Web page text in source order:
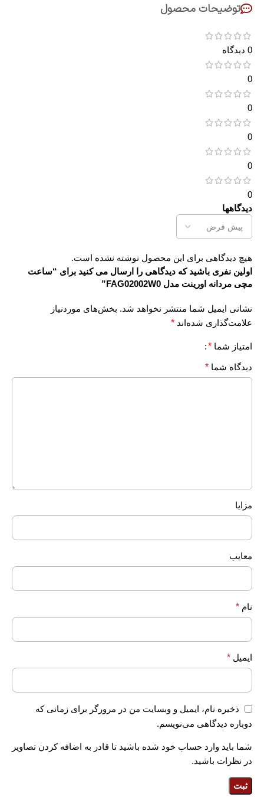
توضیحات محصول
0 دیدگاه
0
0
0
0
0
دیدگاهها
هیچ دیدگاهی برای این محصول نوشته نشده است.
اولین نفری باشید که دیدگاهی را ارسال می کنید برای “ساعت
مچی مردانه اورینت مدل FAG02002W0”
نشانی ایمیل شما منتشر نخواهد شد. بخش‌های موردنیاز
علامت‌گذاری شده‌اند *
امتیاز شما *
دیدگاه شما *
مزایا
معایب
نام *
ایمیل *
ذخیره نام، ایمیل و وبسایت من در مرورگر برای زمانی که
دوباره دیدگاهی می‌نویسم.
شما باید وارد حساب خود شده باشید تا قادر به اضافه کردن تصاویر
در نظرات باشید.